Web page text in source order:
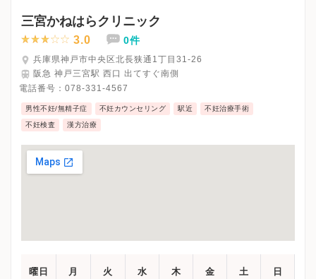
三宮かねはらクリニック
3.0 0件
兵庫県神戸市中央区北長狭通1丁目31-26
阪急 神戸三宮駅 西口 出てすぐ南側
電話番号： 078-331-4567
男性不妊/無精子症 不妊カウンセリング 駅近 不妊治療手術
不妊検査 漢方治療
曜日 月 火 水 木 金 土 日